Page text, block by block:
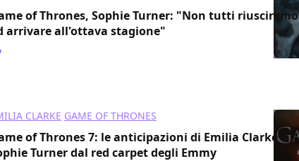
of Thrones, Sophie Turner: "Non tutti riusciremo
arrivare all'ottava stagione"
CLARKE GAME OF THRONES
of Thrones 7: le anticipazioni di Emilia Clarke e
Turner dal red carpet degli Emmy